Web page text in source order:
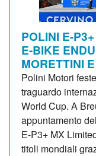
POLINI E-
E-BIKE
MORETTINI
Polini Motori
traguardo
World Cup. A
appuntamento
E-P3+ MX
titoli mondiali